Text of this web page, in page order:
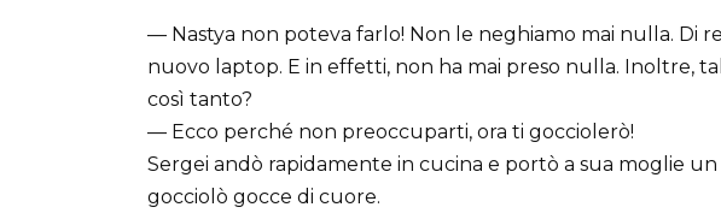
— Nastya non poteva farlo! Non le neghiamo mai nulla. Di
nuovo laptop. E in effetti, non ha mai preso nulla. Inoltre,
così tanto?
— Ecco perché non preoccuparti, ora ti gocciolerò!
Sergei andò rapidamente in cucina e portò a sua moglie un
gocciolò gocce di cuore.